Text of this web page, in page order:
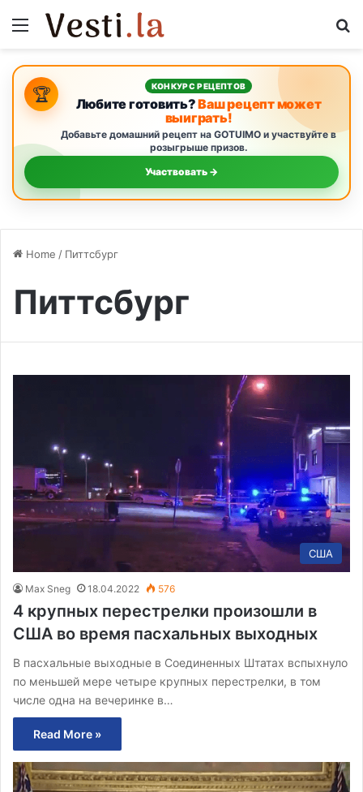
Menu
🏆 КОНКУРС РЕЦЕПТОВ
Любите готовить?Ваш рецепт может
выиграть!
Добавьте домашний рецепт на GOTUIMO и участвуйте в
розыгрыше призов.
Участвовать →
Home / Питтсбург
Питтсбург
США
Max Sneg 18.04.2022 576
4 крупных перестрелки произошли в
США во время пасхальных выходных
В пасхальные выходные в Соединенных Штатах вспыхнуло
по меньшей мере четыре крупных перестрелки, в том
числе одна на вечеринке в…
Read More »